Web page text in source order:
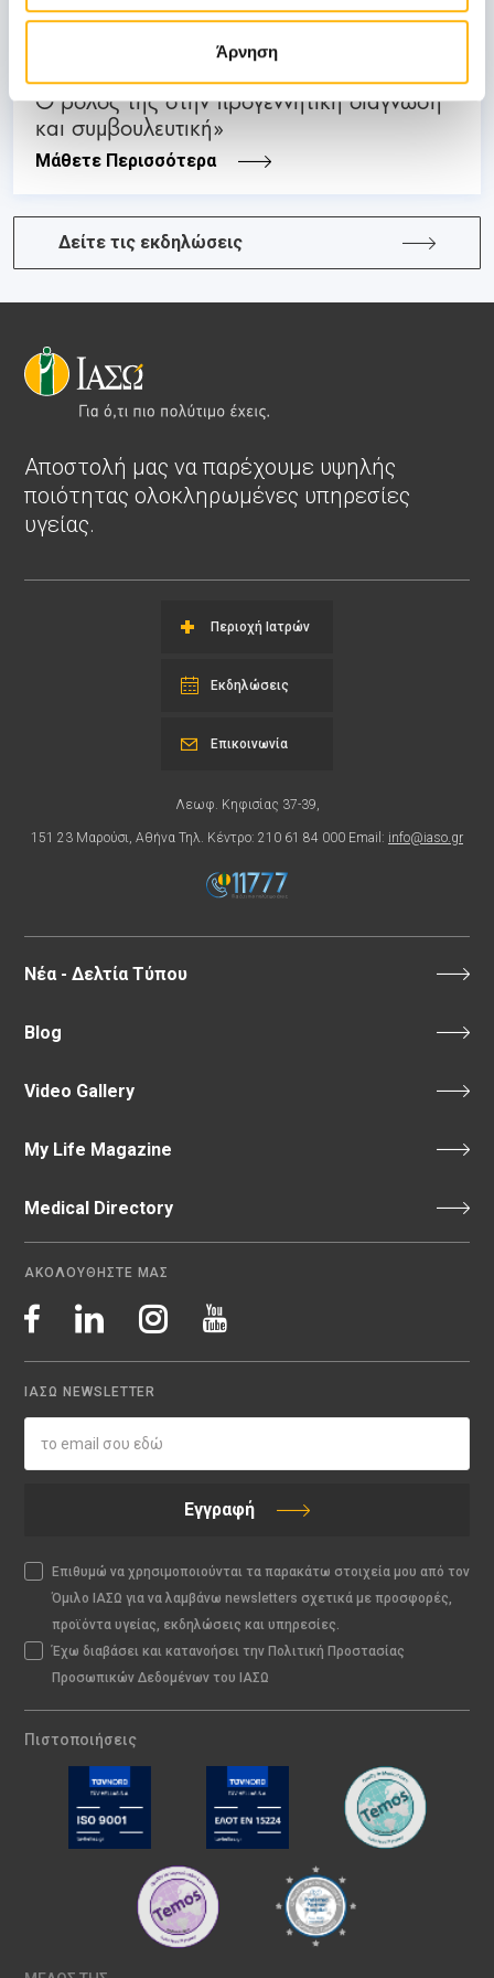
Άρνηση
ΙΑΣΩ: Διημερίδα «Εμβρυϊκή Νευρολογία:
Ο ρόλος της στην προγεννητική διάγνωση
και συμβουλευτική»
Μάθετε Περισσότερα
Δείτε τις εκδηλώσεις
Αποστολή μας να παρέχουμε υψηλής
ποιότητας ολοκληρωμένες υπηρεσίες
υγείας.
Περιοχή Ιατρών
Εκδηλώσεις
Λεωφ. Κηφισίας 37-39,
151 23 Μαρούσι, Αθήνα Τηλ. Κέντρο: 210 61 84 000 Email: info@iaso.gr
Επικοινωνία
Νέα - Δελτία Τύπου
Blog
Video Gallery
My Life Magazine
Medical Directory
ΑΚΟΛΟΥΘΗΣΤΕ ΜΑΣ
ΙΑΣΩ NEWSLETTER
Εγγραφή
Επιθυμώ να χρησιμοποιούνται τα παρακάτω στοιχεία μου από τον
Όμιλο ΙΑΣΩ για να λαμβάνω newsletters σχετικά με προσφορές,
προϊόντα υγείας, εκδηλώσεις και υπηρεσίες.
Έχω διαβάσει και κατανοήσει την Πολιτική Προστασίας
Προσωπικών Δεδομένων του ΙΑΣΩ
Πιστοποιήσεις